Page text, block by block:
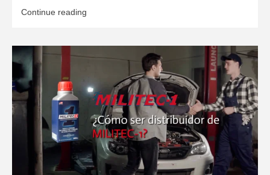
Continue reading